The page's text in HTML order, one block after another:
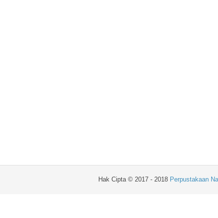
Hak Cipta © 2017 - 2018 Perpustakaan